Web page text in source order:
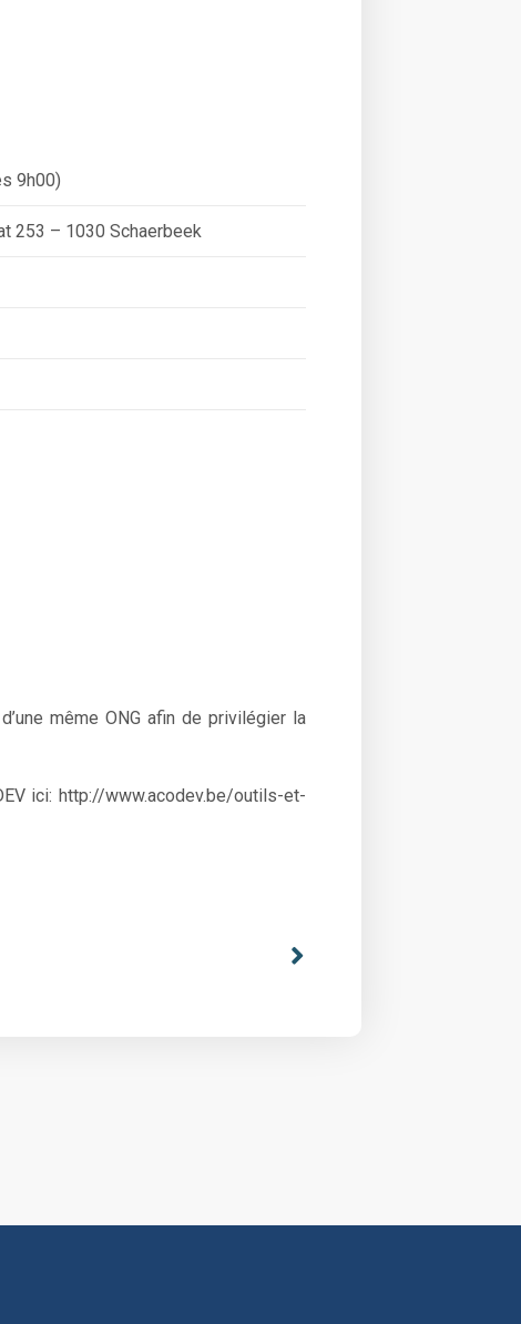
9h00)
253 – 1030 Schaerbeek
même ONG afin de privilégier la
ici: http://www.acodev.be/outils-et-